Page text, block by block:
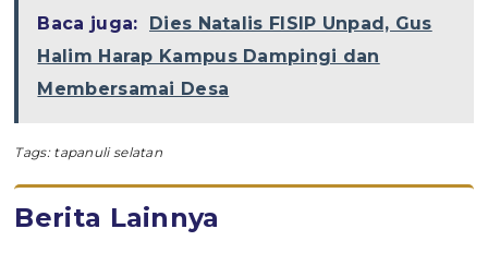
Baca juga:
Dies Natalis FISIP Unpad, Gus
Halim Harap Kampus Dampingi dan
Membersamai Desa
Tags: tapanuli selatan
Berita Lainnya